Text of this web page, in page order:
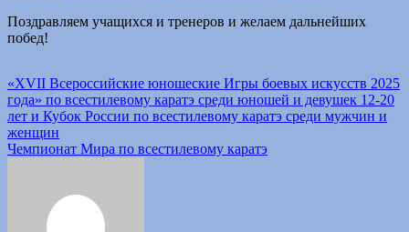
Поздравляем учащихся и тренеров и желаем дальнейших
побед!
Навигация
по
записям
«XVII Всероссийские юношеские Игры боевых искусств 2025
года» по всестилевому каратэ среди юношей и девушек 12-20
лет и Кубок России по всестилевому каратэ среди мужчин и
женщин
Чемпионат Мира по всестилевому каратэ